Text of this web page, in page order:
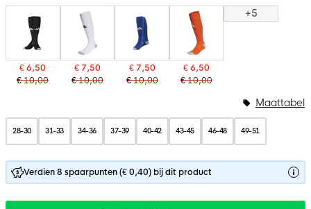
€ 6,50
€ 10,00
€ 7,50
€ 10,00
€ 7,50
€ 10,00
€ 6,50
€ 10,00
+5
28-30 31-33 34-36 37-39 40-42 43-45 46-48 49-51
Maattabel
Verdien 8 spaarpunten (€ 0,40) bij dit product